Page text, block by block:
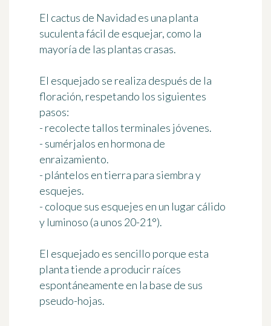
El cactus de Navidad es una planta
suculenta fácil de esquejar, como la
mayoría de las plantas crasas.
El esquejado se realiza después de la
floración, respetando los siguientes
pasos:
- recolecte tallos terminales jóvenes.
- sumérjalos en hormona de
enraizamiento.
- plántelos en tierra para siembra y
esquejes.
- coloque sus esquejes en un lugar cálido
y luminoso (a unos 20-21°).
El esquejado es sencillo porque esta
planta tiende a producir raíces
espontáneamente en la base de sus
pseudo-hojas.